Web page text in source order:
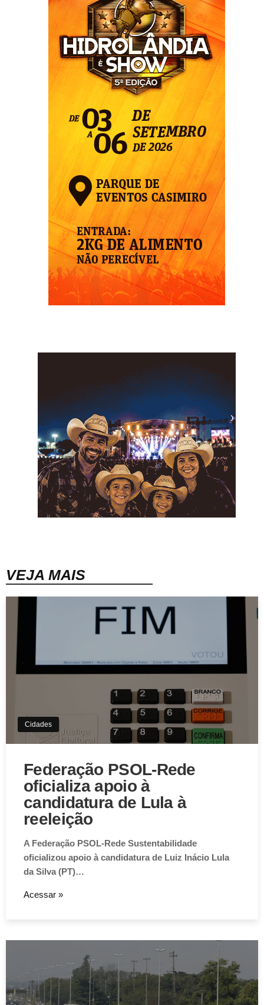
VEJA MAIS
Cidades
Federação PSOL-Rede
oficializa apoio à
candidatura de Lula à
reeleição
A Federação PSOL-Rede Sustentabilidade
oficializou apoio à candidatura de Luiz Inácio Lula
da Silva (PT)…
Acessar »